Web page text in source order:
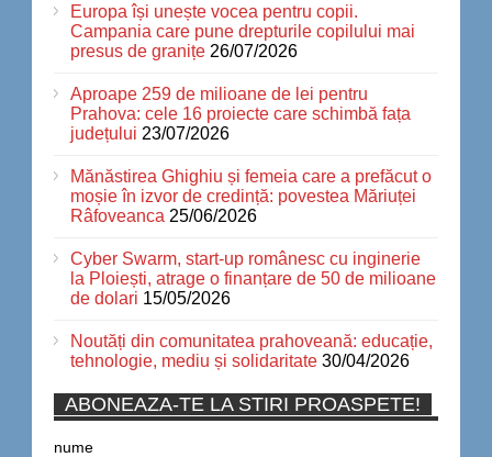
Europa își unește vocea pentru copii.
Campania care pune drepturile copilului mai
presus de granițe 26/07/2026
Aproape 259 de milioane de lei pentru
Prahova: cele 16 proiecte care schimbă fața
județului 23/07/2026
Mănăstirea Ghighiu și femeia care a prefăcut o
moșie în izvor de credință: povestea Măriuței
Râfoveanca 25/06/2026
Cyber Swarm, start-up românesc cu inginerie
la Ploiești, atrage o finanțare de 50 de milioane
de dolari 15/05/2026
Noutăți din comunitatea prahoveană: educație,
tehnologie, mediu și solidaritate 30/04/2026
ABONEAZA-TE LA STIRI PROASPETE!
nume